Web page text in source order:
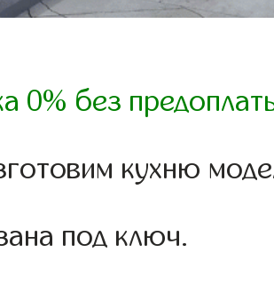
0% без
кухню
под ключ.